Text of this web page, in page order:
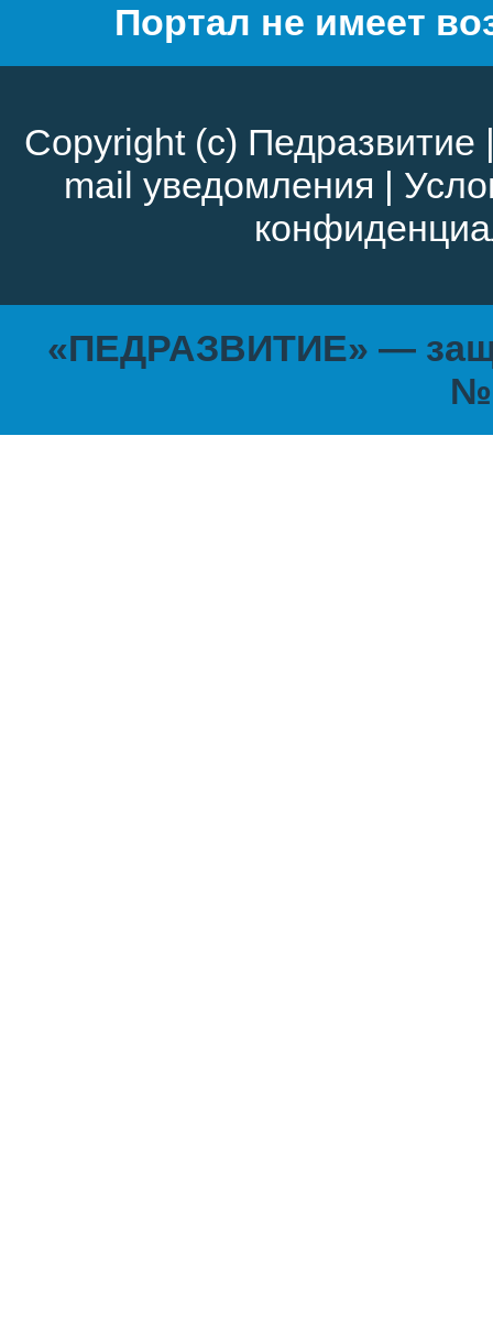
Портал не имеет
Copyright (c) Педразвитие
mail уведомления |
«ПЕДРАЗВИТИЕ» —